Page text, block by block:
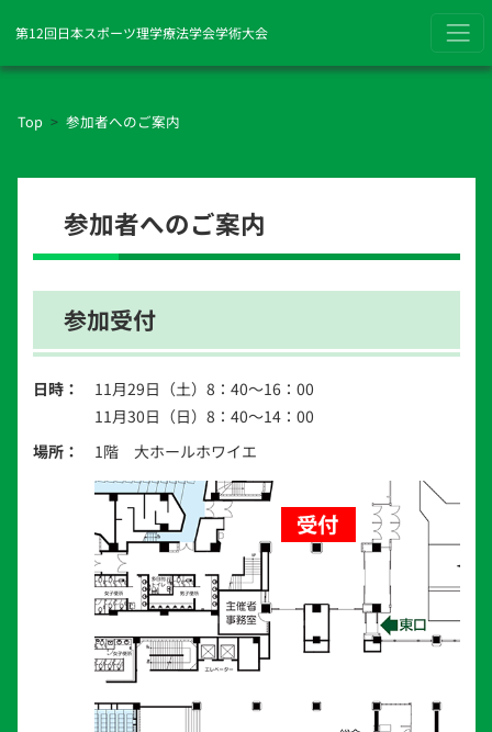
第12回日本スポーツ理学療法学会学術大会
Top 参加者へのご案内
参加者へのご案内
参加受付
日時：
11月29日（土）8：40～16：00
11月30日（日）8：40～14：00
場所：
1階 大ホールホワイエ